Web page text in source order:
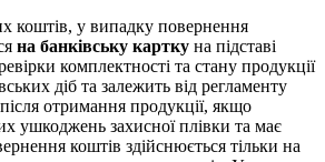
коштів, у випадку повернення
на банківську картку на підставі
комплектності та стану продукції
діб та залежить від регламенту
отримання продукції, якщо
ушкоджень захисної плівки та має
коштів здійснюється тільки на